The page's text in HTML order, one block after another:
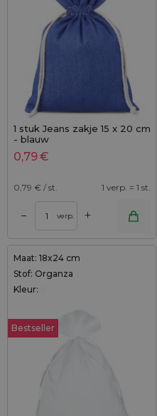
1 stuk Jeans zakje 15 x 20 cm
- blauw
0,79€
0,79 € / st. 1 verp. = 1 st.
– verp. +
Maat: 18x24 cm
Stof: Organza
Kleur:
Bestseller